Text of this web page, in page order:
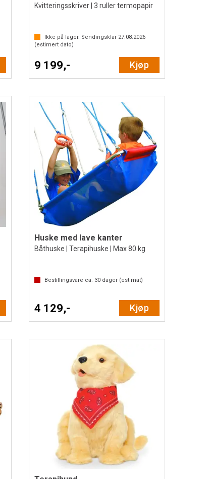
Kvitteringsskriver | 3 ruller termopapir
Ikke på lager. Sendingsklar 27.08.2026
(estimert dato)
9 199,- Kjøp
Huske med lave kanter
Båthuske | Terapihuske | Max 80 kg
Bestillingsvare ca. 30 dager (estimat)
4 129,- Kjøp